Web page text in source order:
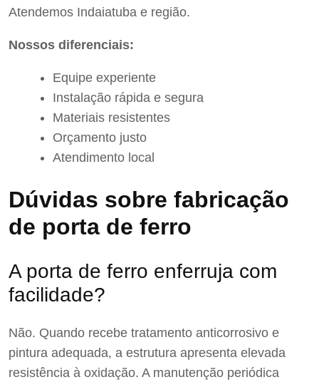
Atendemos Indaiatuba e região.
Nossos diferenciais:
Equipe experiente
Instalação rápida e segura
Materiais resistentes
Orçamento justo
Atendimento local
Dúvidas sobre fabricação
de porta de ferro
A porta de ferro enferruja com
facilidade?
Não. Quando recebe tratamento anticorrosivo e
pintura adequada, a estrutura apresenta elevada
resistência à oxidação. A manutenção periódica